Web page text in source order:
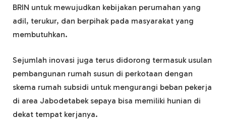
BRIN untuk mewujudkan kebijakan perumahan yang
adil, terukur, dan berpihak pada masyarakat yang
membutuhkan.
Sejumlah inovasi juga terus didorong termasuk usulan
pembangunan rumah susun di perkotaan dengan
skema rumah subsidi untuk mengurangi beban pekerja
di area Jabodetabek sepaya bisa memiliki hunian di
dekat tempat kerjanya.